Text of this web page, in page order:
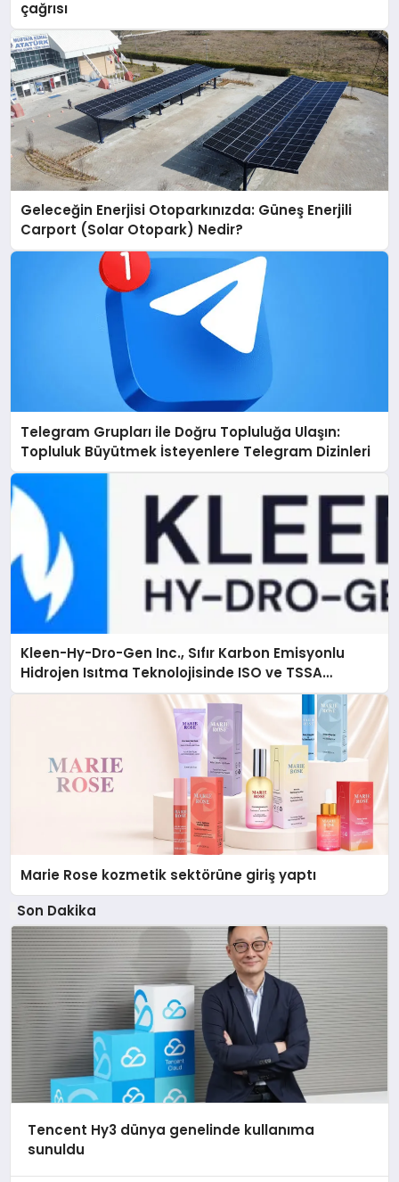
çağrısı
Geleceğin Enerjisi Otoparkınızda: Güneş Enerjili
Carport (Solar Otopark) Nedir?
Telegram Grupları ile Doğru Topluluğa Ulaşın:
Topluluk Büyütmek İsteyenlere Telegram Dizinleri
Kleen-Hy-Dro-Gen Inc., Sıfır Karbon Emisyonlu
Hidrojen Isıtma Teknolojisinde ISO ve TSSA
Düzenleyici Onaylarını Aldı
Marie Rose kozmetik sektörüne giriş yaptı
Son Dakika
Tencent Hy3 dünya genelinde kullanıma
sunuldu